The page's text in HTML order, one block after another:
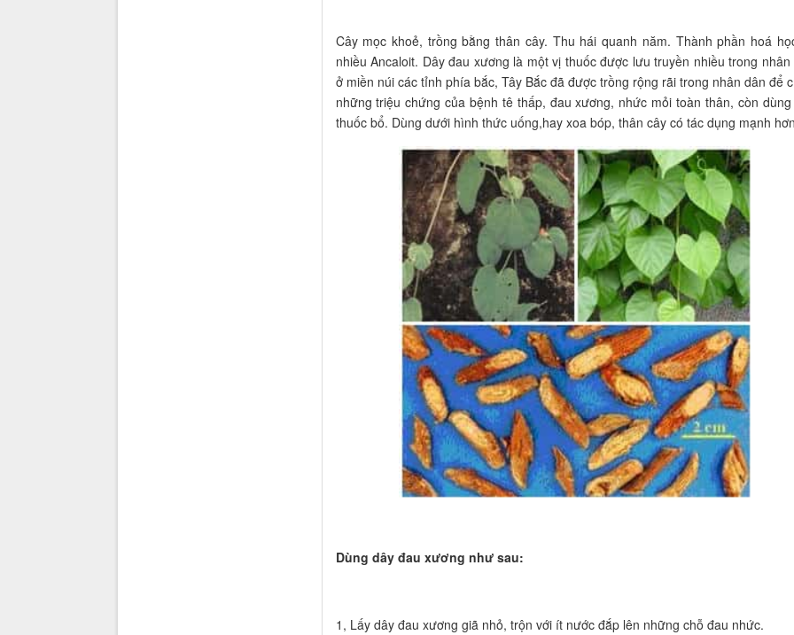
Cây mọc khoẻ, trồng bằng thân cây. Thu hái quanh năm. Thành phần hoá
nhiều Ancaloit. Dây đau xương là một vị thuốc được lưu truyền nhiều trong nhân
ở miền núi các tỉnh phía bắc, Tây Bắc đã được trồng rộng rãi trong nhân dân để
những triệu chứng của bệnh tê thấp, đau xương, nhức mỏi toàn thân, còn dùng
thuốc bổ. Dùng dưới hình thức uống,hay xoa bóp, thân cây có tác dụng mạnh
Dùng dây đau xương như sau:
1, Lấy dây đau xương giã nhỏ, trộn với ít nước đắp lên những chỗ đau nhức.